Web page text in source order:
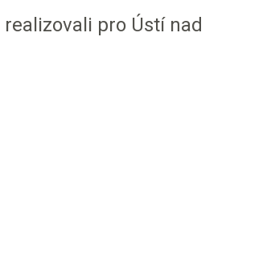
pro Ústí nad